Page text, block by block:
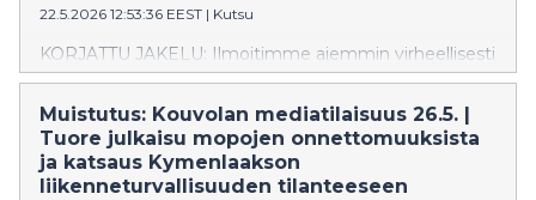
22.5.2026 12:53:36 EEST | Kutsu
KORJATTU JAKELU: Ilmoitimme aiemmin virheellisesti
tilaisuuden olevan Valimotien virastotalossa, mutta
tilaisuus pidetään Pohjola-talon 8. kerroksessa.
Pahoittelut sekaannuksesta ja tervetuloa tilaisuuteen!
Tervetuloa Onnettomuustietoinstituutti OTIn ja
Kymenlaakson liikenneonnettomuuksien
Muistutus: Kouvolan mediatilaisuus 26.5. |
Tuore julkaisu mopojen onnettomuuksista
ja katsaus Kymenlaakson
liikenneturvallisuuden tilanteeseen